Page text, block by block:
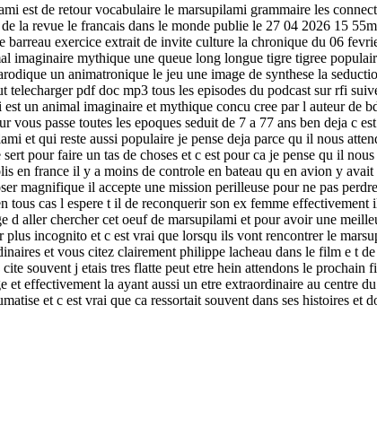
est de retour vocabulaire le marsupilami grammaire les
la revue le francais dans le monde publie le 27 04 2026 15
barreau exercice extrait de invite culture la chronique du 06
imaginaire mythique une queue long longue tigre tigree
un animatronique le jeu une image de synthese la
telecharger pdf doc mp3 tous les episodes du podcast sur rfi
un animal imaginaire et mythique concu cree par l auteur de
vous passe toutes les epoques seduit de 7 a 77 ans ben deja
et qui reste aussi populaire je pense deja parce qu il nous
pour faire un tas de choses et c est pour ca je pense qu il
en france il y a moins de controle en bateau qu en avion y
magnifique il accepte une mission perilleuse pour ne pas
tous cas l espere t il de reconquerir son ex femme
d aller chercher cet oeuf de marsupilami et pour avoir une
plus incognito et c est vrai que lorsqu ils vont rencontrer le
et vous citez clairement philippe lacheau dans le film e t
souvent j etais tres flatte peut etre hein attendons le
et effectivement la ayant aussi un etre extraordinaire au centre
et c est vrai que ca ressortait souvent dans ses histoires